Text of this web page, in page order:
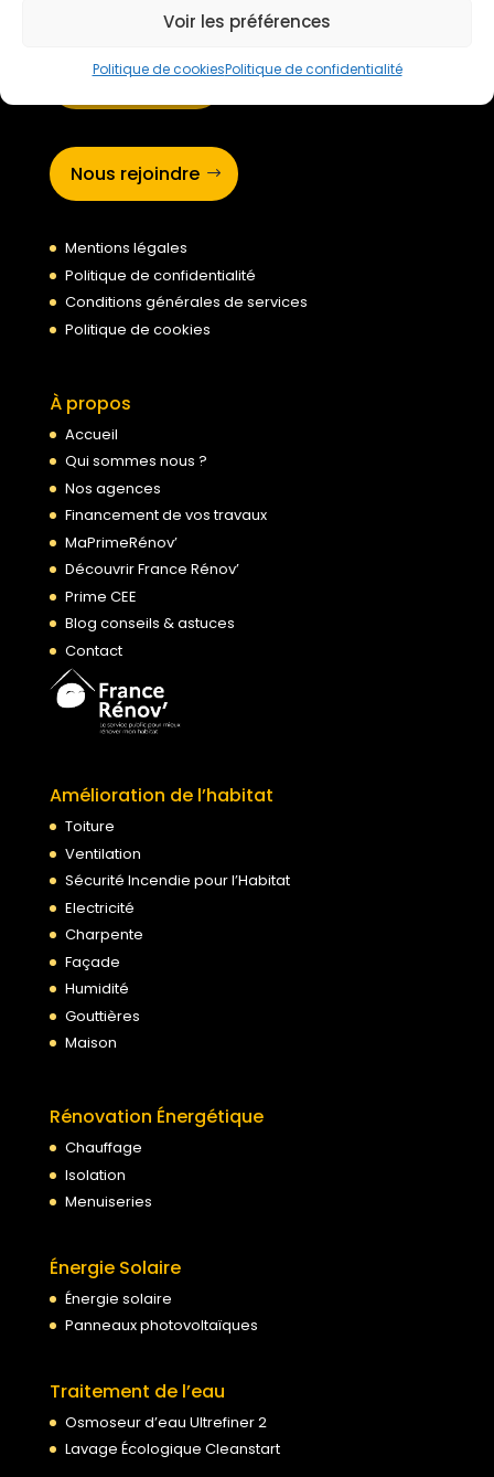
Voir les préférences
Politique de cookiesPolitique de confidentialité
Devis gratuit
Nous rejoindre
Mentions légales
Politique de confidentialité
Conditions générales de services
Politique de cookies
À propos
Accueil
Qui sommes nous ?
Nos agences
Financement de vos travaux
MaPrimeRénov’
Découvrir France Rénov’
Prime CEE
Blog conseils & astuces
Contact
Amélioration de l’habitat
Toiture
Ventilation
Sécurité Incendie pour l’Habitat
Electricité
Charpente
Façade
Humidité
Gouttières
Maison
Rénovation Énergétique
Chauffage
Isolation
Menuiseries
Énergie Solaire
Énergie solaire
Panneaux photovoltaïques
Traitement de l’eau
Osmoseur d’eau Ultrefiner 2
Lavage Écologique Cleanstart